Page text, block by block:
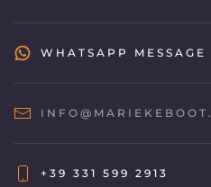
WHATSAPP MESSAGE
+39 331 599 2913